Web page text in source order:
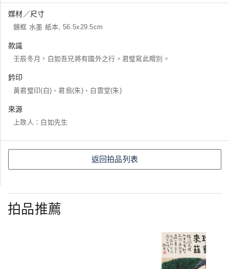
媒材／尺寸
鏡框 水墨 紙本, 56.5x29.5cm
款識
壬辰冬月，白如吾兄將有國外之行。君璧寫此贈別。
鈐印
黃君璧印(白)、君翁(朱)、白雲堂(朱)
來源
上款人：白如先生
返回拍品列表
拍品推薦